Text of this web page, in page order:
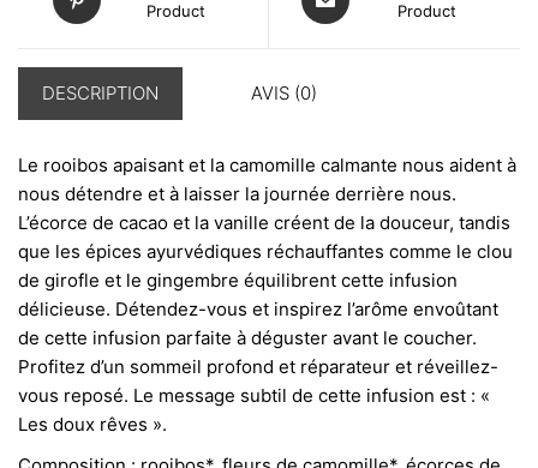
Product
Product
DESCRIPTION AVIS (0)
Le rooibos apaisant et la camomille calmante nous aident à
nous détendre et à laisser la journée derrière nous.
L’écorce de cacao et la vanille créent de la douceur, tandis
que les épices ayurvédiques réchauffantes comme le clou
de girofle et le gingembre équilibrent cette infusion
délicieuse. Détendez-vous et inspirez l’arôme envoûtant
de cette infusion parfaite à déguster avant le coucher.
Profitez d’un sommeil profond et réparateur et réveillez-
vous reposé. Le message subtil de cette infusion est : «
Les doux rêves ».